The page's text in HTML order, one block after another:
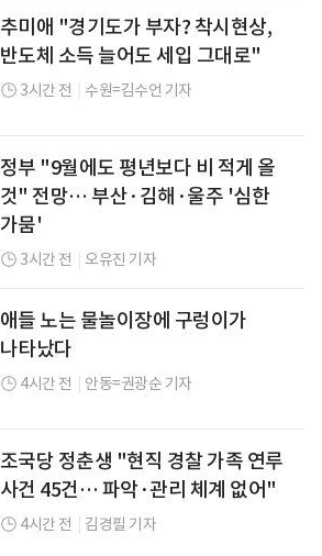
추미애 "경기도가 부자? 착시현상,
반도체 소득 늘어도 세입 그대로"
3시간 전 수원=김수언 기자
정부 "9월에도 평년보다 비 적게 올
것" 전망… 부산·김해·울주 '심한
가뭄'
3시간 전 오유진 기자
애들 노는 물놀이장에 구렁이가
나타났다
4시간 전 안동=권광순 기자
조국당 정춘생 "현직 경찰 가족 연루
사건 45건… 파악·관리 체계 없어"
4시간 전 김경필 기자